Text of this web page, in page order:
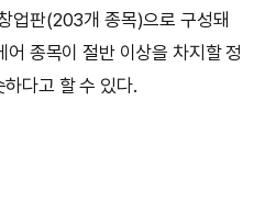
업판(203개 종목)으로 구성돼
어 종목이 절반 이상을 차지할 정
다고 할 수 있다.